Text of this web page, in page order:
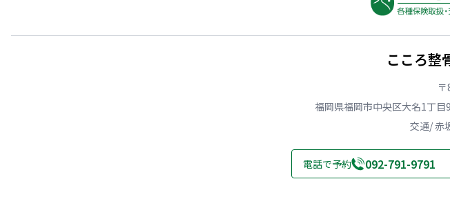
こころ整
福岡県福岡市中央区大名1丁
交通/ 赤
電話で予約 092-791-9791